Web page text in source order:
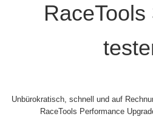
RaceTools
Unbürokratisch, schnell und auf
RaceTools Performance